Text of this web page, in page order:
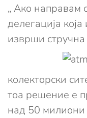
„ Ако направам
делегација
изврши
колекторски
тоа решение е
над 50 милиони